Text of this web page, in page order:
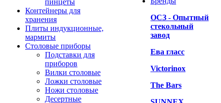
пинцеты
Контейнеры для
хранения
Плиты индукционные,
мармиты
Столовые приборы
Подставки для
приборов
Вилки столовые
Ложки столовые
Ножи столовые
Десертные
ОСЗ - Опытный
стекольный
завод
Ева гласс
Victorinox
The Bars